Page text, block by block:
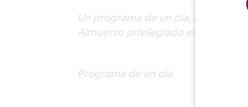
Un programa de un día, un enlace
Almuerzo privilegiado en la
Programa de un dia.